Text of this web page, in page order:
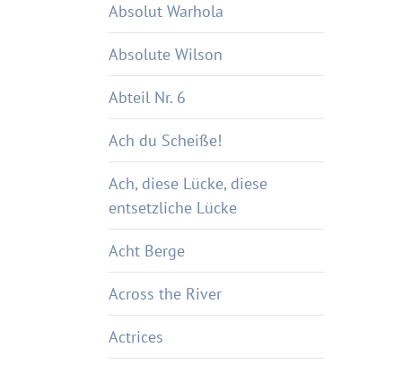
Absolut Warhola
Absolute Wilson
Abteil Nr. 6
Ach du Scheiße!
Ach, diese Lücke, diese
entsetzliche Lücke
Acht Berge
Across the River
Actrices